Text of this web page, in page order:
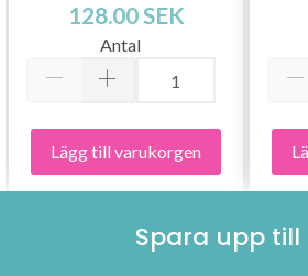
128.00 SEK
Antal
Lägg till varukorgen
Spara upp till